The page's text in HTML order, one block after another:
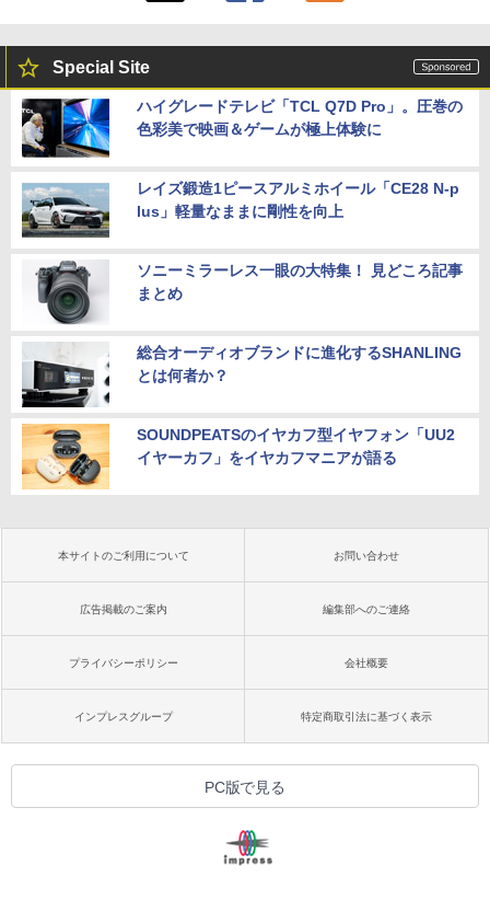
Special Site
ハイグレードテレビ「TCL Q7D Pro」。圧巻の
色彩美で映画＆ゲームが極上体験に
レイズ鍛造1ピースアルミホイール「CE28 N-p
lus」軽量なままに剛性を向上
ソニーミラーレス一眼の大特集！ 見どころ記事
まとめ
総合オーディオブランドに進化するSHANLING
とは何者か？
SOUNDPEATSのイヤカフ型イヤフォン「UU2
イヤーカフ」をイヤカフマニアが語る
本サイトのご利用について お問い合わせ
広告掲載のご案内 編集部へのご連絡
プライバシーポリシー 会社概要
インプレスグループ 特定商取引法に基づく表示
PC版で見る